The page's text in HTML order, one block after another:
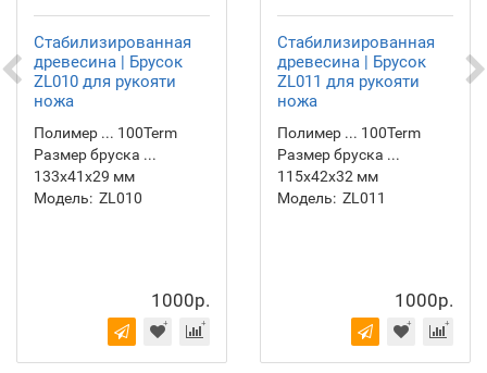
Стабилизированная
древесина | Брусок
ZL010 для рукояти
ножа
Полимер ... 100Term
Размер бруска ...
133х41х29 мм
Модель: ZL010
1000р.
Стабилизированная
древесина | Брусок
ZL011 для рукояти
ножа
Полимер ... 100Term
Размер бруска ...
115х42х32 мм
Модель: ZL011
1000р.